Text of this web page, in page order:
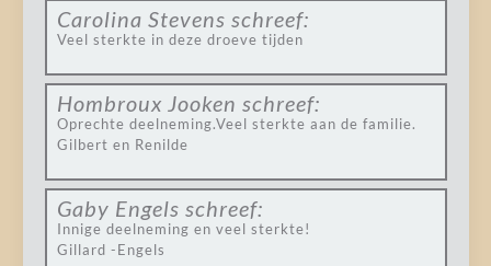
Carolina Stevens schreef:
Veel sterkte in deze droeve tijden
Hombroux Jooken schreef:
Oprechte deelneming.Veel sterkte aan de familie.
Gilbert en Renilde
Gaby Engels schreef:
Innige deelneming en veel sterkte!
Gillard -Engels